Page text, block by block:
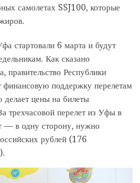
самолетах SSJ100, которые
стартовали 6 марта и будут
Как сказано
правительство Республики
финансовую поддержку перелетам
цены на билеты
трехчасовой перелет из Уфы в
— в одну сторону, нужно
рублей (176